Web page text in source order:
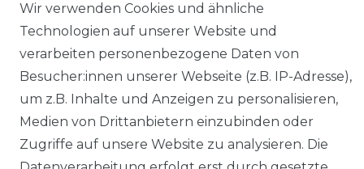
ZAHLUNG & VERSAND
AGB
DATENSCHUTZ
Wir verwenden Cookies und ähnliche
Technologien auf unserer Website und
verarbeiten personenbezogene Daten von
Besucher:innen unserer Webseite (z.B. IP-Adresse),
um z.B. Inhalte und Anzeigen zu personalisieren,
Medien von Drittanbietern einzubinden oder
Zugriffe auf unsere Website zu analysieren. Die